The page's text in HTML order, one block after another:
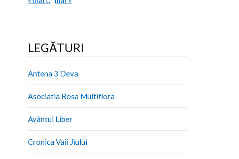
LEGĂTURI
Antena 3 Deva
Asociatia Rosa Multiflora
Avântul Liber
Cronica Vaii Jiului